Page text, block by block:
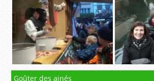
Goûter des ainés